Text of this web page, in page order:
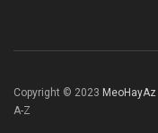
Copyright © 2023 MeoHayAz
A-Z